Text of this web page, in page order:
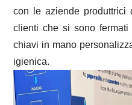
con le aziende produttrici
clienti che si sono
chiavi in ​​mano
igienica.